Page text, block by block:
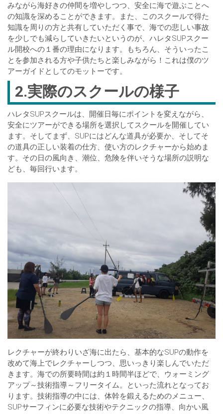
みながら海好きの仲間を増やしつつ、安全に海で遊ぶことへ
の知識を深めることができます。また、このスクールで得た
知識を周りの方と共有していただく事で、海での悲しい事故
を少しでも減らしていきたいというのが、ハレタSUPスクー
ル開校への１番の理由になります。もちろん、そういったこ
とを参加される方や子供たちと楽しみながら！これは僕のツ
アーガイドとしてのモットーです。
2.実際のスクールの様子
ハレタSUPスクールは、開催日毎にポイントを変えながら、
安全にツアーができる場所を選択してスクールを開催してい
ます。そしてまず、SUPにはどんな道具が必要か、そしてそ
の道具の正しい装着の仕方、使い方のレクチャーから始めま
す。その日の風向き、潮位、危険を伴いそうな場所の説明な
ども、毎回行います。
レクチャーが終わりいざ海に出たら、基本的なSUPの動作を
改めて海上でレクチャーしつつ、思いっきり楽しんでいただ
きます。海での所要時間は約１時間半ほどで、ウォーミング
アップ～技術指導～フリータイム。といった流れとなってお
ります。技術指導の中には、体幹を鍛えるためのメニュー、
SUPサーフィンに必要な技術やテクニックの指導、向かい風